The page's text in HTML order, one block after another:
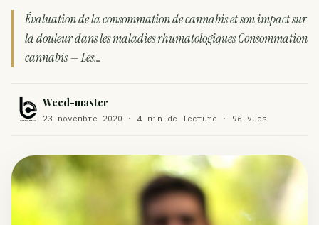
La recette du Space Cake RECETTE
Recette : Préparation du beurre de Marrakech
Étude : L’extrait de cannabis, un traitement efficace
contre les maux de dos…
suscite une forte…
Évaluation de la consommation de cannabis et son impact sur
la douleur dans les maladies rhumatologiques Consommation
cannabis — Les…
Weed-master
23 novembre 2020 · 4 min de lecture · 96 vues